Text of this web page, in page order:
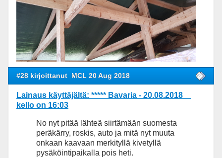
#28 kirjoittanut MCL 20 Aug 2018
Lainaus käyttäjältä: ***** Bavaria - 20.08.2018
kello on 16:03
No nyt pitää lähteä siirtämään suomesta
peräkärry, roskis, auto ja mitä nyt muuta
onkaan kaavaan merkityllä kivetyllä
pysäköintipaikalla pois heti.